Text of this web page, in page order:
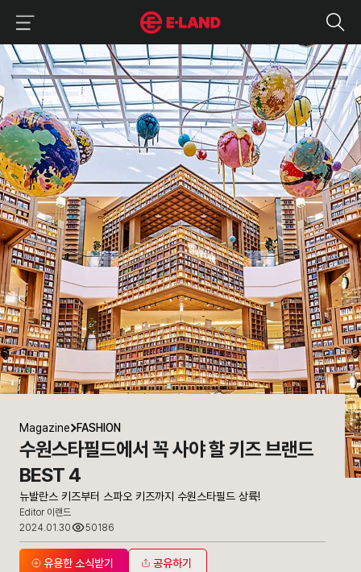
뉴발란스 키즈부터 스파오 키즈까지 수원스타필드 상륙!
매거진 상세보기
Magazine FASHION
수원스타필드에서 꼭 사야 할 키즈 브랜드
BEST 4
뉴발란스 키즈부터 스파오 키즈까지 수원스타필드 상륙!
Editor 이랜드
2024.01.30
50186
유용한 소식받기 공유하기